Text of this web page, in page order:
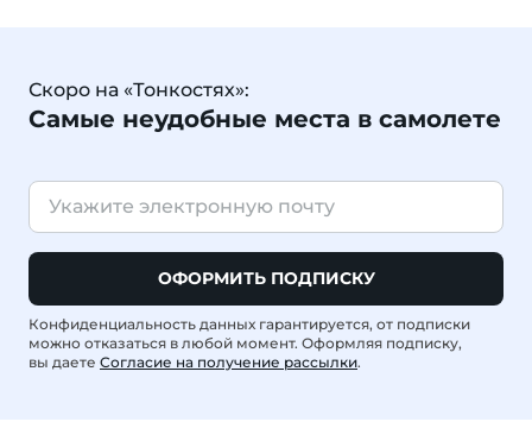
Скоро на «Тонкостях»:
Самые неудобные места в самолете
ОФОРМИТЬ ПОДПИСКУ
Конфиденциальность данных гарантируется, от подписки
можно отказаться в любой момент. Оформляя подписку,
вы даете Согласие на получение рассылки.